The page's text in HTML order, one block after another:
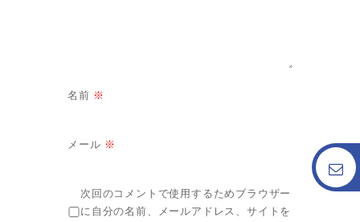
名前 ※
メール ※
次回のコメントで使用するためブラウザー
に自分の名前、メールアドレス、サイトを